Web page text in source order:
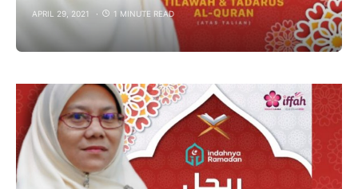
APRIL 29, 2021 1 MINUTE READ